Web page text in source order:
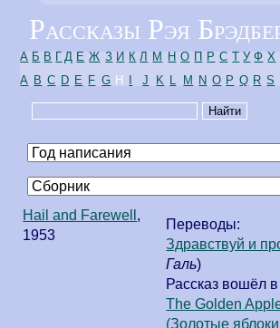
Рассказы Рэя
А Б В Г Д Е Ж З И К Л М Н О П Р С Т У Ф Х
A B C D E F G H J K L M N O P Q R S
Hail and Farewell ,
1953
Переводы:
Здравствуй и
Галь)
Рассказ вошёл
The Golden
(Золотые